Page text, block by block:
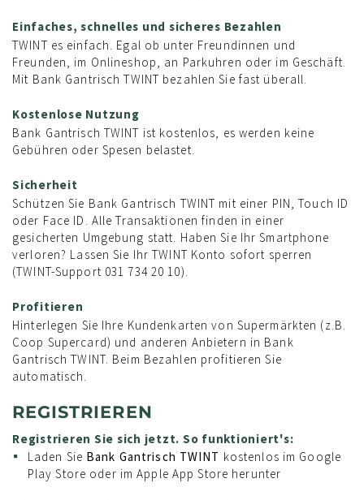
Einfaches, schnelles und sicheres Bezahlen
TWINT es einfach. Egal ob unter Freundinnen und
Freunden, im Onlineshop, an Parkuhren oder im Geschäft.
Mit Bank Gantrisch TWINT bezahlen Sie fast überall.
Kostenlose Nutzung
Bank Gantrisch TWINT ist kostenlos, es werden keine
Gebühren oder Spesen belastet.
Sicherheit
Schützen Sie Bank Gantrisch TWINT mit einer PIN, Touch ID
oder Face ID. Alle Transaktionen finden in einer
gesicherten Umgebung statt. Haben Sie Ihr Smartphone
verloren? Lassen Sie Ihr TWINT Konto sofort sperren
(TWINT-Support 031 734 20 10).
Profitieren
Hinterlegen Sie Ihre Kundenkarten von Supermärkten (z.B.
Coop Supercard) und anderen Anbietern in Bank
Gantrisch TWINT. Beim Bezahlen profitieren Sie
automatisch.
REGISTRIEREN
Registrieren Sie sich jetzt. So funktioniert's:
Laden Sie Bank Gantrisch TWINT kostenlos im Google
Play Store oder im Apple App Store herunter